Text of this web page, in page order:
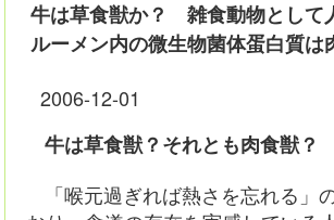
牛は草食獣か？ 雑食動物として
ルーメン内の微生物菌体蛋白質は
2006-12-01
牛は草食獣？それとも肉食獣？
「喉元過ぎれば熱さを忘れる」